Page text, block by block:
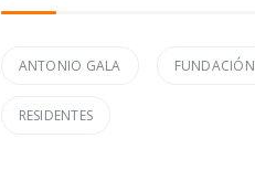
ANTONIO GALA FUNDACIÓN
RESIDENTES